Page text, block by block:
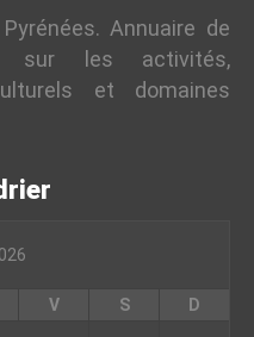
Annuaire de
sur les activités,
et domaines
V S D